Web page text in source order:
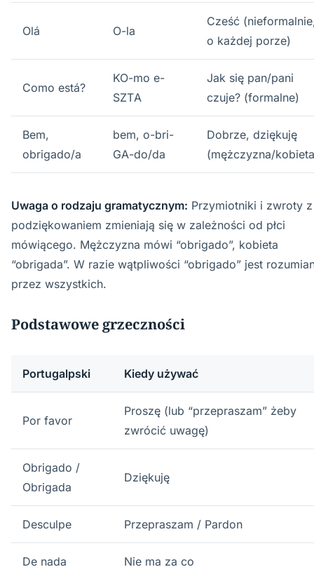
Olá O-la
Cześć
o każdej porze)
Como está?
KO-mo e-
SZTA
Jak się pan/pani
czuje? (formalne)
Bem,
obrigado/a
bem, o-bri-
GA-do/da
Dobrze, dziękuję
(mężczyzna/
Uwaga o rodzaju gramatycznym: Przymiotniki i zwroty z
podziękowaniem zmieniają się w zależności od płci
mówiącego. Mężczyzna mówi “obrigado”, kobieta
“obrigada”. W razie wątpliwości “obrigado” jest
przez wszystkich.
Podstawowe grzeczności
Portugalpski Kiedy używać
Por favor
Proszę (lub “przepraszam” żeby
zwrócić uwagę)
Obrigado /
Obrigada
Dziękuję
Desculpe Przepraszam / Pardon
De nada Nie ma za co